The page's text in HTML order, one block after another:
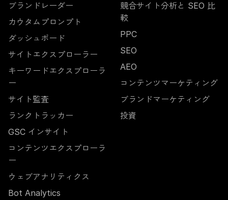
ブランドレーダー
カウタムプロンプト
ダッシュボード
サイトエクスプローラー
キーワードエクスプローラ
ー
サイト監査
ランクトラッカー
GSC インサイト
コンテンツエクスプローラ
ー
ウェブアナリティクス
Bot Analytics
競合サイト分析と SEO 比
較
PPC
SEO
AEO
コンテンツマーケティング
ブランドマーケティング
投資